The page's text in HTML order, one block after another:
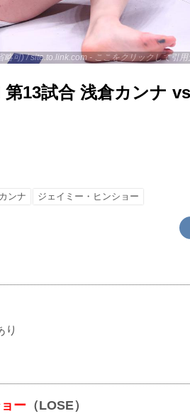
可) / site.to.link.com - ここをクリックして引
第13試合 浅倉カンナ
ンナ ジェイミー・ヒンショー
り
ー （LOSE）